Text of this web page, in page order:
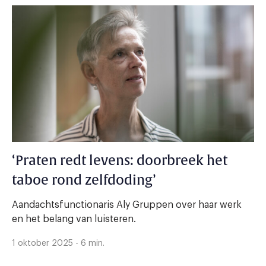
‘Praten redt levens: doorbreek het
taboe rond zelfdoding’
Aandachtsfunctionaris Aly Gruppen over haar werk
en het belang van luisteren.
1 oktober 2025 - 6 min.